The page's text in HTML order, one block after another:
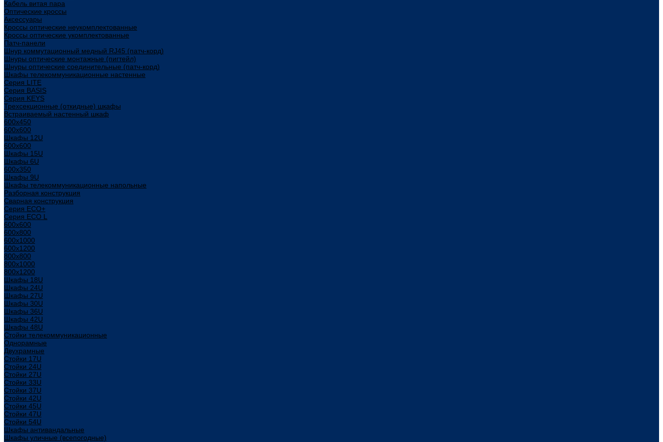
Кабель витая пара
Оптические кроссы
Аксессуары
Кроссы оптические неукомплектованные
Кроссы оптические укомплектованные
Патч-панели
Шнур коммутационный медный RJ45 (патч-корд)
Шнуры оптические монтажные (пигтейл)
Шнуры оптические соединительные (патч-корд)
Шкафы телекоммуникационные настенные
Cерия LITE
Cерия BASIS
Cерия KEYS
Трехсекционные (откидные) шкафы
Встраиваемый настенный шкаф
600x450
600x600
Шкафы 12U
600x600
Шкафы 15U
Шкафы 6U
600x350
Шкафы 9U
Шкафы телекоммуникационные напольные
Разборная конструкция
Сварная конструкция
Серия ECO+
Серия ECO L
600x600
600x800
600х1000
600х1200
800x800
800х1000
800х1200
Шкафы 18U
Шкафы 24U
Шкафы 27U
Шкафы 30U
Шкафы 36U
Шкафы 42U
Шкафы 48U
Стойки телекоммуникационные
Однорамные
Двухрамные
Стойки 17U
Стойки 24U
Стойки 27U
Стойки 33U
Стойки 37U
Стойки 42U
Стойки 45U
Стойки 47U
Стойки 54U
Шкафы антивандальные
Шкафы уличные (всепогодные)